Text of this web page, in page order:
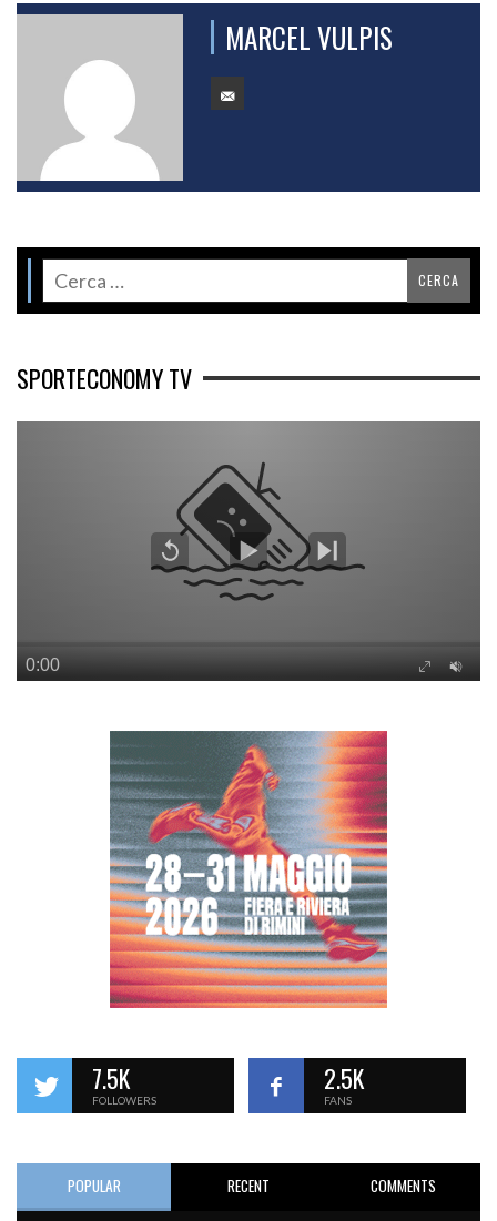
MARCEL VULPIS
SPORTECONOMY TV
7.5K
FOLLOWERS
2.5K
FANS
POPULAR RECENT COMMENTS